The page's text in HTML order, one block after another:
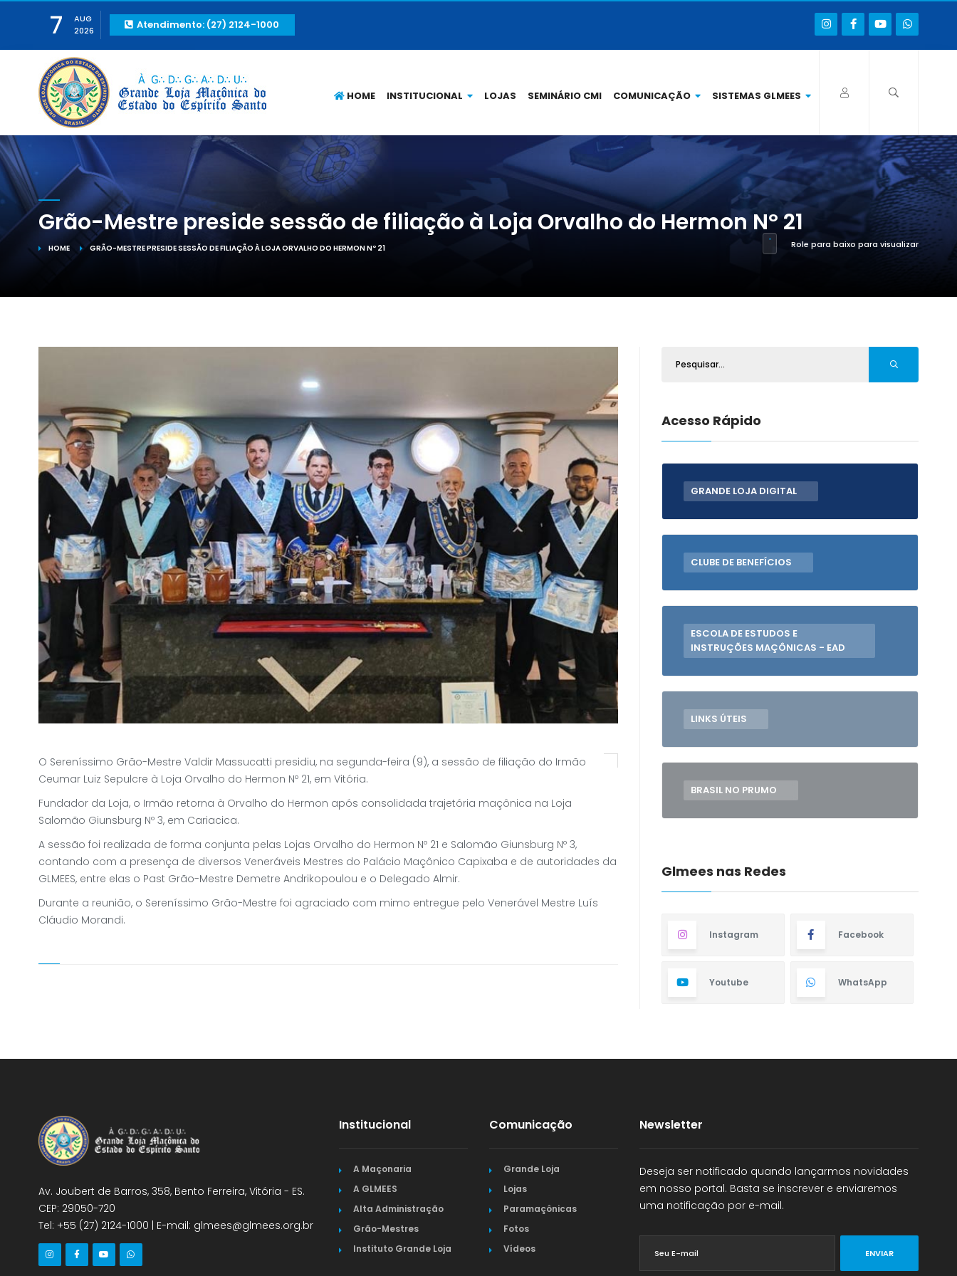
7
AUG
2026
Atendimento: (27) 2124-1000
HOME INSTITUCIONAL LOJAS SEMINÁRIO CMI COMUNICAÇÃO SISTEMAS GLMEES
Grão-Mestre preside sessão de filiação à Loja Orvalho do Hermon Nº 21
HOME GRÃO-MESTRE PRESIDE SESSÃO DE FILIAÇÃO À LOJA ORVALHO DO HERMON Nº 21 Role para baixo para visualizar
O Sereníssimo Grão-Mestre Valdir Massucatti presidiu, na segunda-feira (9), a sessão de filiação do Irmão
Ceumar Luiz Sepulcre à Loja Orvalho do Hermon Nº 21, em Vitória.
Fundador da Loja, o Irmão retorna à Orvalho do Hermon após consolidada trajetória maçônica na Loja
Salomão Giunsburg Nº 3, em Cariacica.
A sessão foi realizada de forma conjunta pelas Lojas Orvalho do Hermon Nº 21 e Salomão Giunsburg Nº 3,
contando com a presença de diversos Veneráveis Mestres do Palácio Maçônico Capixaba e de autoridades da
GLMEES, entre elas o Past Grão-Mestre Demetre Andrikopoulou e o Delegado Almir.
Durante a reunião, o Sereníssimo Grão-Mestre foi agraciado com mimo entregue pelo Venerável Mestre Luís
Cláudio Morandi.
Acesso Rápido
GRANDE LOJA DIGITAL
CLUBE DE BENEFÍCIOS
ESCOLA DE ESTUDOS E
INSTRUÇÕES MAÇÔNICAS - EAD
LINKS ÚTEIS
BRASIL NO PRUMO
Glmees nas Redes
Instagram Facebook
Youtube WhatsApp
Av. Joubert de Barros, 358, Bento Ferreira, Vitória - ES.
CEP: 29050-720
Tel: +55 (27) 2124-1000 | E-mail: glmees@glmees.org.br
Institucional
A Maçonaria
A GLMEES
Alta Administração
Grão-Mestres
Instituto Grande Loja
Comunicação
Grande Loja
Lojas
Paramaçônicas
Fotos
Vídeos
Newsletter
Deseja ser notificado quando lançarmos novidades
em nosso portal. Basta se inscrever e enviaremos
uma notificação por e-mail.
ENVIAR